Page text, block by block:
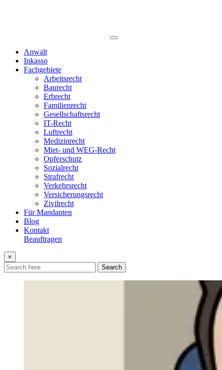
Anwalt
Inkasso
Fachgebiete
Arbeitsrecht
Baurecht
Erbrecht
Familienrecht
Gesellschaftsrecht
IT-Recht
Luftrecht
Medizinrecht
Miet- und WEG-Recht
Opferschutz
Sozialrecht
Strafrecht
Verkehrsrecht
Versicherungsrecht
Zivilrecht
Für Mandanten
Blog
Kontakt
Beauftragen
×
Search